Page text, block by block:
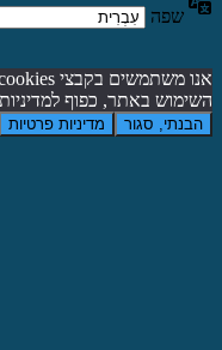
שפה
השימוש באתר, כפוף
הבנתי, סגור מדיניות פרטיות